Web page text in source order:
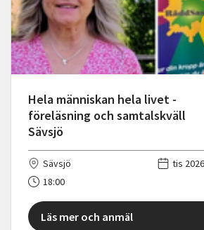
Hela människan hela livet -
föreläsning och samtalskväll
Sävsjö
Sävsjö
tis
18:00
Läs mer och anmäl